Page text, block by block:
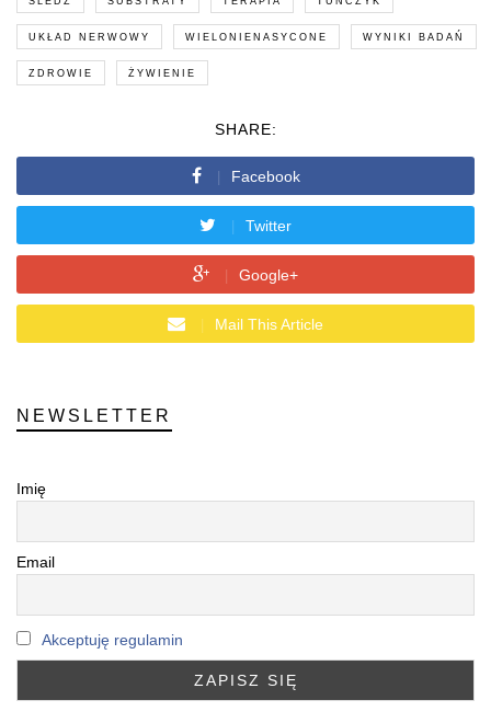
UKŁAD NERWOWY WIELONIENASYCONE WYNIKI BADAŃ
ZDROWIE ŻYWIENIE
SHARE:
Facebook
Twitter
Google+
Mail This Article
NEWSLETTER
Imię
Email
Akceptuję regulamin